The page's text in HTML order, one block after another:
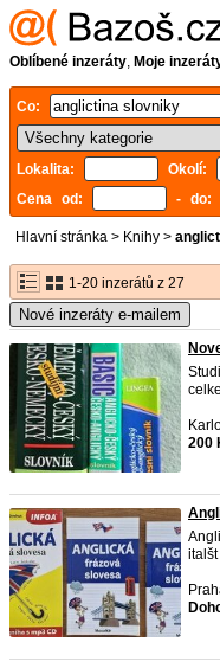
Oblíbené inzeráty, Moje
Co:
Lokalita: Okolí:
Cena od:
- do:
Hlavní stránka > Knihy >
1-20 inzerátů z 27
Nové inzeráty e-mailem
200
italšt